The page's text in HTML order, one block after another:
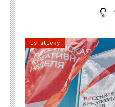
is sticky